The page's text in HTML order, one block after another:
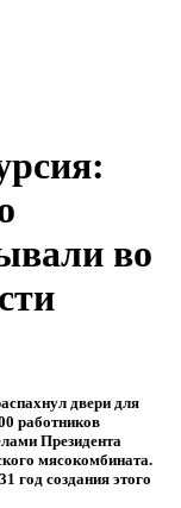
во
двери для
работников
Президента
мясокомбината.
год создания этого